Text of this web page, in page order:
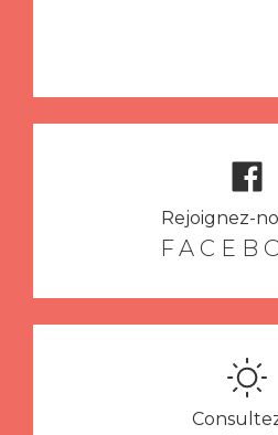
Rejoignez-